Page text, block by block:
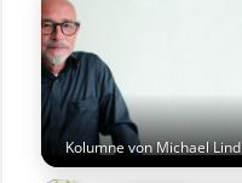
Kolumne von Michael Lind